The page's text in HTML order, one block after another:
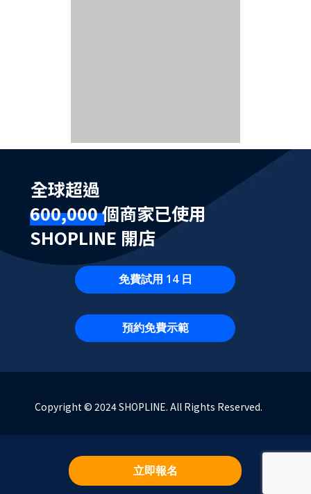
全球超過
600,000 個商家已使用
SHOPLINE 開店
免費試用 14 日
預約免費示範
Copyright © 2024 SHOPLINE. All Rights Reserved.
立即報名